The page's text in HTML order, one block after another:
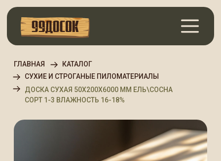
ДОСКА СУХАЯ 50Х200Х6000 ММ ЕЛЬ\СОСНА
КАТАЛОГ
ГЛАВНАЯ